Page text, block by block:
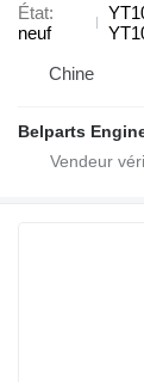
État
neuf
Chine
Belparts